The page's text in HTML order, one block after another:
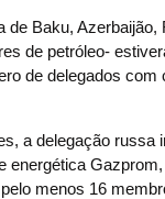
de Baku, Azerbaijão,
de petróleo-
de delegados com
a delegação russa
energética
menos 16